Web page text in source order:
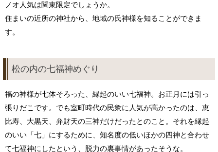
ノオ人気は関東限定でしょうか。
住まいの近所の神社から、地域の氏神様を知ることができま
す。
松の内の七福神めぐり
福の神様が七体そろった、縁起のいい七福神。お正月には引っ
張りだこです。でも室町時代の民衆に人気が高かったのは、恵
比寿、大黒天、弁財天の三神だけだったとのこと。それを縁起
のいい「七」にするために、知名度の低いほかの四神と合わせ
て七福神にしたという、脱力の裏事情があったそうな。